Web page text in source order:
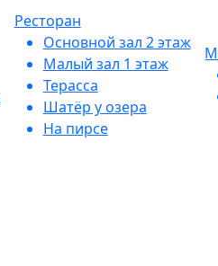
Ресторан
Основной зал 2 этаж
Малый зал 1 этаж
Терасса
Шатёр у озера
На пирсе